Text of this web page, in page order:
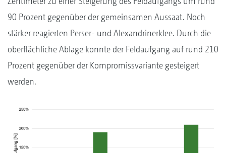
90 Prozent gegenüber der gemeinsamen Aussaat. Noch
stärker reagierten Perser- und Alexandrinerklee. Durch die
oberflächliche Ablage konnte der Feldaufgang auf rund 210
Prozent gegenüber der Kompromissvariante gesteigert
werden.